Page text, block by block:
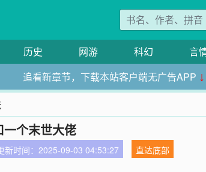
历史 网游 科幻 言
追看新章节，下载本站客户端无广告APP
个末世大佬
新时间：2025-09-03 04:53:27
直达底部